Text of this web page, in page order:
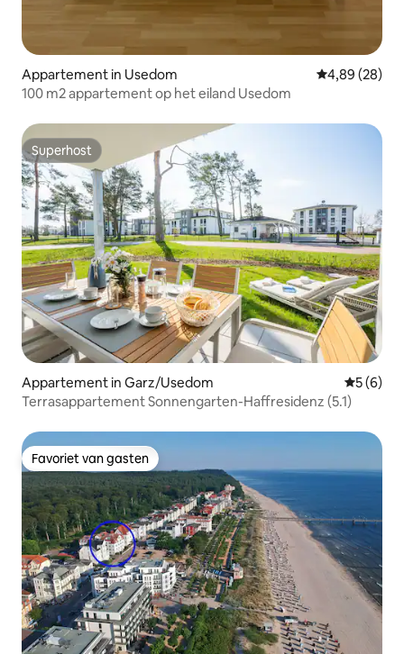
Appartement in Usedom Gemiddelde
4,89 (28)
100 m2 appartement op het eiland Usedom
Superhost
Superhost
Appartement in Garz/Usedom
5 (6)
Terrasappartement Sonnengarten-Haffresidenz (5.1)
Favoriet van gasten
Favoriet van gasten